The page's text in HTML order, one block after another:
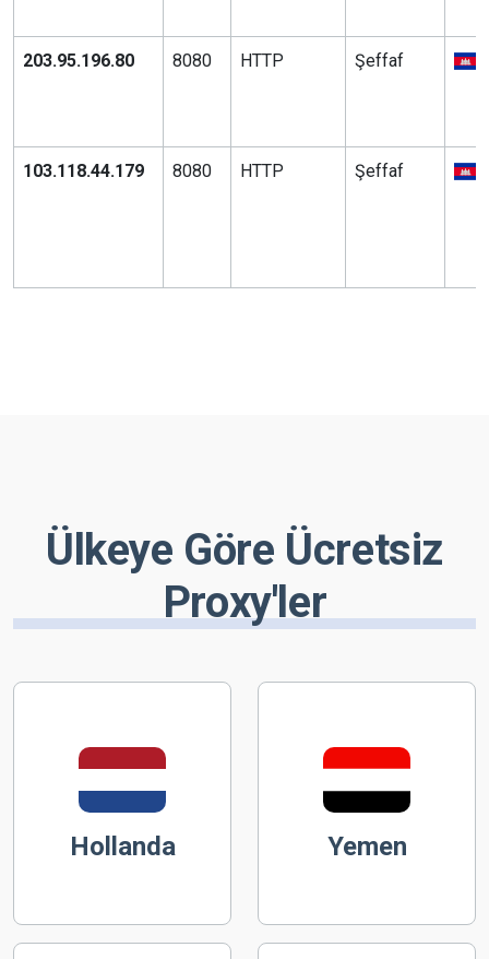
203.95.196.80 8080 HTTP Şeffaf
103.118.44.179 8080 HTTP Şeffaf
Ülkeye Göre Ücretsiz
Proxy'ler
Hollanda Yemen